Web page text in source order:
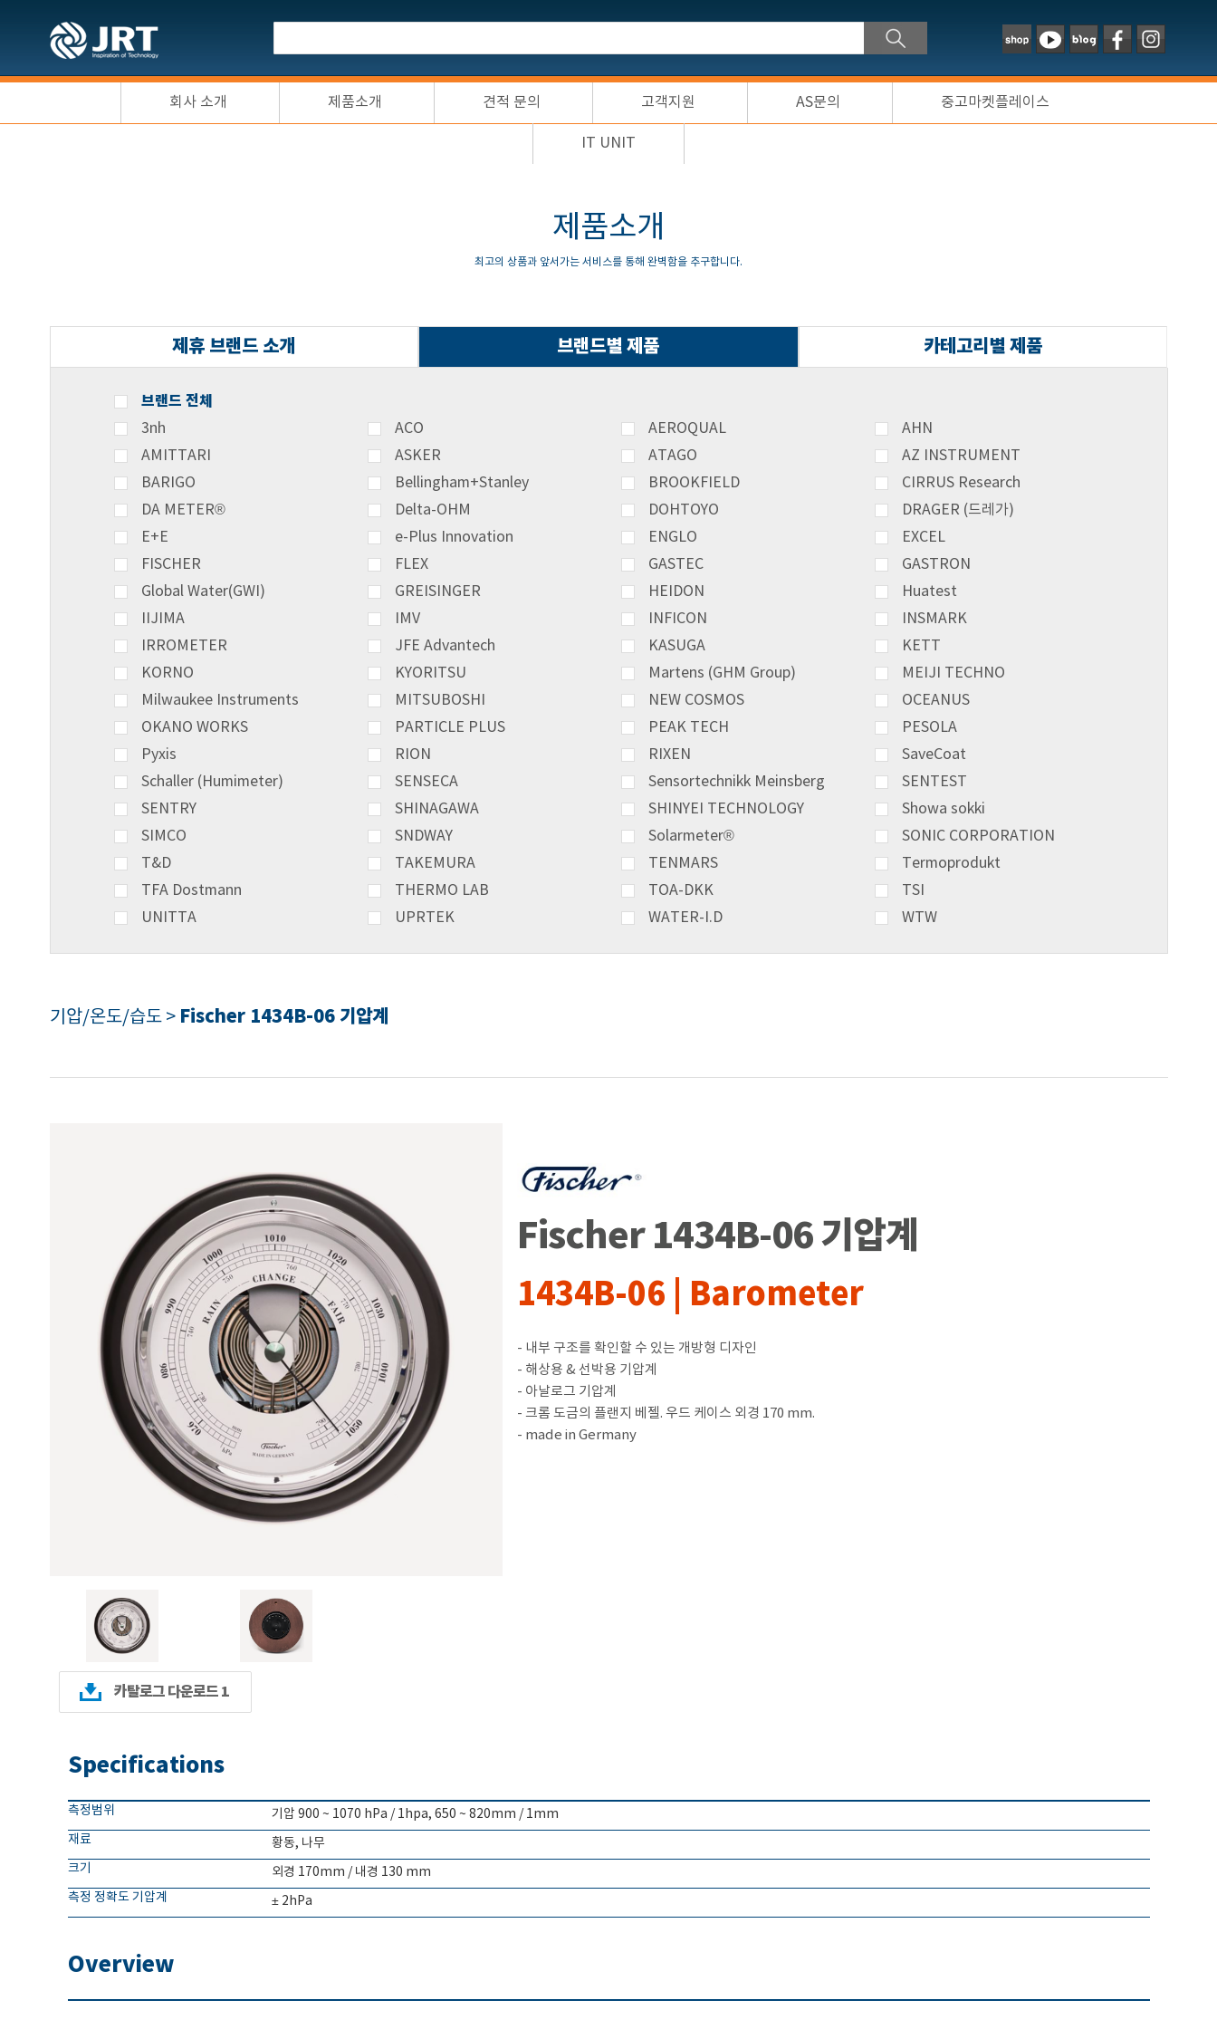
회사 소개 제품소개 견적 문의 고객지원 AS문의 중고마켓플레이스
IT UNIT
제품소개
최고의 상품과 앞서가는 서비스를 통해 완벽함을 추구합니다.
제휴 브랜드 소개 브랜드별 제품 카테고리별 제품
브랜드 전체
3nh ACO AEROQUAL
AHN
AMITTARI
ASKER ATAGO
AZ INSTRUMENT
BARIGO
Bellingham+Stanley BROOKFIELD
CIRRUS Research
DA METER®
Delta-OHM DOHTOYO
DRAGER (드레가)
E+E
e-Plus Innovation ENGLO
EXCEL
FISCHER
FLEX GASTEC
GASTRON
Global Water(GWI)
GREISINGER HEIDON
Huatest
IIJIMA
IMV INFICON
INSMARK
IRROMETER
JFE Advantech KASUGA
KETT
KORNO
KYORITSU Martens (GHM Group)
MEIJI TECHNO
Milwaukee Instruments
MITSUBOSHI NEW COSMOS
OCEANUS
OKANO WORKS
PARTICLE PLUS PEAK TECH
PESOLA
Pyxis
RION RIXEN
SaveCoat
Schaller (Humimeter)
SENSECA Sensortechnikk Meinsberg
SENTEST
SENTRY
SHINAGAWA SHINYEI TECHNOLOGY
Showa sokki
SIMCO
SNDWAY Solarmeter®
SONIC CORPORATION
T&D
TAKEMURA TENMARS
Termoprodukt
TFA Dostmann
THERMO LAB TOA-DKK
TSI
UNITTA
UPRTEK WATER-I.D WTW
기압/온도/습도 > Fischer 1434B-06 기압계
카탈로그 다운로드 1
Fischer 1434B-06 기압계
1434B-06 | Barometer
- 내부 구조를 확인할 수 있는 개방형 디자인
- 해상용 & 선박용 기압계
- 아날로그 기압계
- 크롬 도금의 플랜지 베젤. 우드 케이스 외경 170 mm.
- made in Germany
Specifications
측정범위
기압 900 ~ 1070 hPa / 1hpa, 650 ~ 820mm / 1mm
재료
황동, 나무
크기
외경 170mm / 내경 130 mm
측정 정확도 기압계
± 2hPa
Overview